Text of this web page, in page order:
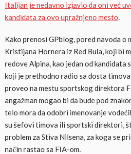
Italijan je nedavno izjavio da oni već
kandidata za ovo upražnjeno mesto.
Kako prenosi GPblog, pored navoda o
Kristijana Hornera iz Red Bula, koji bi
redove Alpina, kao jedan od kandidata
koji je prethodno radio sa dosta
proveo na mestu sportskog direktora
angažman mogao bi da bude pod
telo mora da odobri imenovanje
su šefovi timova ili sportski direktori,
problem za Stiva Nilsena, za koga se
način rastao sa FIA-om.